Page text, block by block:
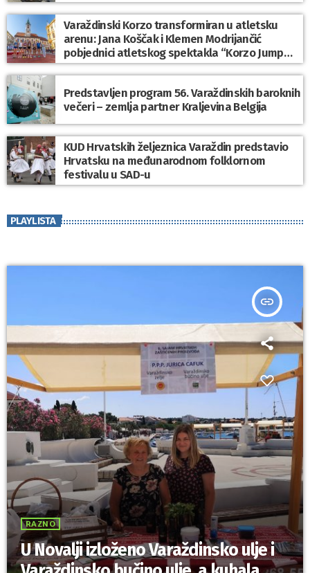
Varaždinski Korzo transformiran u atletsku
arenu: Jana Koščak i Klemen Modrijančić
pobjednici atletskog spektakla “Korzo Jump
2026”
Predstavljen program 56. Varaždinskih baroknih
večeri – zemlja partner Kraljevina Belgija
KUD Hrvatskih željeznica Varaždin predstavio
Hrvatsku na međunarodnom folklornom
festivalu u SAD-u
PLAYLISTA
insert_link
RAZNO
U Novalji izloženo Varaždinsko ulje i